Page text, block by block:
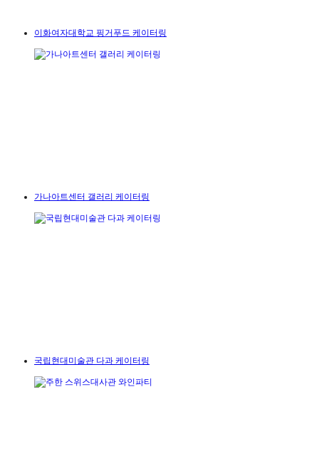
이화여자대학교 핑거푸드 케이터링
가나아트센터 갤러리 케이터링
국립현대미술관 다과 케이터링